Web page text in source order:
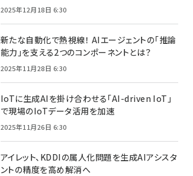
2025年12月18日 6:30
新たな自動化で熱視線！ AIエージェントの「推論
能力」を支える2つのコンポーネントとは？
2025年11月28日 6:30
IoTに生成AIを掛け合わせる「AI-driven IoT」
で現場のIoTデータ活用を加速
2025年11月26日 6:30
アイレット、KDDIの属人化問題を生成AIアシスタ
ントの精度を高め解消へ